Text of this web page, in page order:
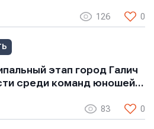
126 0
этап город Галич
среди команд юношей…
83 0